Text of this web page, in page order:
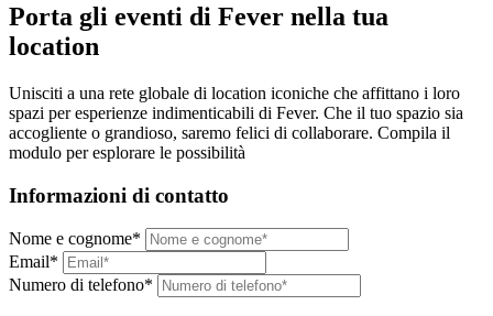
Porta gli eventi di Fever nella tua
location
Unisciti a una rete globale di location iconiche che affittano i loro
spazi per esperienze indimenticabili di Fever. Che il tuo spazio sia
accogliente o grandioso, saremo felici di collaborare. Compila il
modulo per esplorare le possibilità
Informazioni di contatto
Nome e cognome*
Email*
Numero di telefono*